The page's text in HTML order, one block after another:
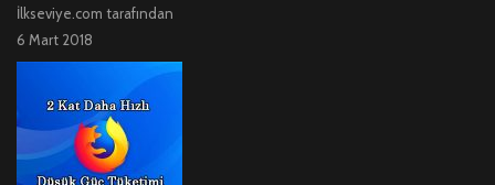
İlkseviye.com tarafından
6 Mart 2018